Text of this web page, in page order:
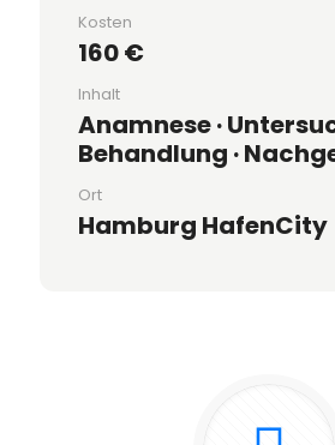
Kosten
160 €
Inhalt
Anamnese ·
Behandlung ·
Ort
Hamburg HafenCity